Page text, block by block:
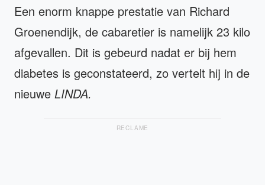
Een enorm knappe prestatie van Richard
Groenendijk, de cabaretier is namelijk 23 kilo
afgevallen. Dit is gebeurd nadat er bij hem
diabetes is geconstateerd, zo vertelt hij in de
nieuwe LINDA.
RECLAME